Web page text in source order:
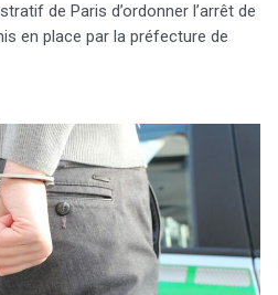
de Paris d’ordonner l’arrêt de
en place par la préfecture de